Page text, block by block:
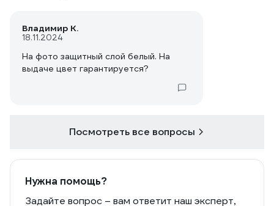
Владимир К.
18.11.2024
На фото защитный слой белый. На
выдаче цвет гарантируется?
Посмотреть все вопросы
Нужна помощь?
Задайте вопрос – вам ответит наш эксперт,